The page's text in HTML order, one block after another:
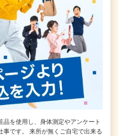
品を使用し、身体測定やアンケート
事です。 来所が無くご自宅で出来る